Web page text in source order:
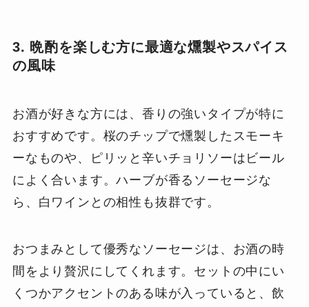
3. 晩酌を楽しむ方に最適な燻製やスパイス
の風味
お酒が好きな方には、香りの強いタイプが特に
おすすめです。桜のチップで燻製したスモーキ
ーなものや、ピリッと辛いチョリソーはビール
によく合います。ハーブが香るソーセージな
ら、白ワインとの相性も抜群です。
おつまみとして優秀なソーセージは、お酒の時
間をより贅沢にしてくれます。セットの中にい
くつかアクセントのある味が入っていると、飲